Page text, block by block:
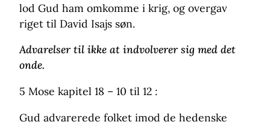
lod Gud ham omkomme i krig, og overgav
riget til David Isajs søn.
Advarelser til ikke at indvolverer sig med det
onde.
5 Mose kapitel 18 – 10 til 12 :
Gud advarerede folket imod de hedenske